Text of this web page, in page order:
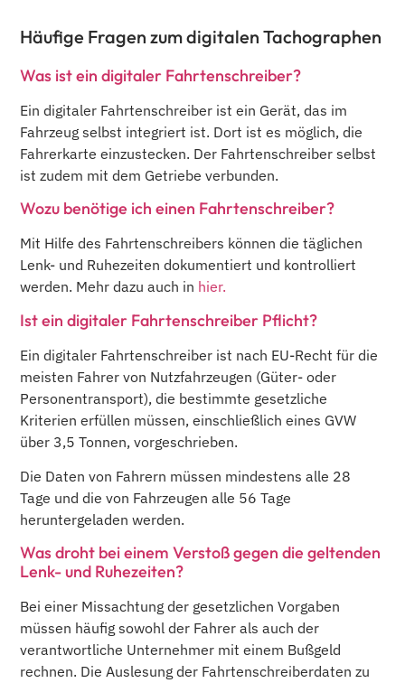
Häufige Fragen zum digitalen Tachographen
Was ist ein digitaler Fahrtenschreiber?
Ein digitaler Fahrtenschreiber ist ein Gerät, das im
Fahrzeug selbst integriert ist. Dort ist es möglich, die
Fahrerkarte einzustecken. Der Fahrtenschreiber selbst
ist zudem mit dem Getriebe verbunden.
Wozu benötige ich einen Fahrtenschreiber?
Mit Hilfe des Fahrtenschreibers können die täglichen
Lenk- und Ruhezeiten dokumentiert und kontrolliert
werden. Mehr dazu auch in hier.
Ist ein digitaler Fahrtenschreiber Pflicht?
Ein digitaler Fahrtenschreiber ist nach EU-Recht für die
meisten Fahrer von Nutzfahrzeugen (Güter- oder
Personentransport), die bestimmte gesetzliche
Kriterien erfüllen müssen, einschließlich eines GVW
über 3,5 Tonnen, vorgeschrieben.
Die Daten von Fahrern müssen mindestens alle 28
Tage und die von Fahrzeugen alle 56 Tage
heruntergeladen werden.
Was droht bei einem Verstoß gegen die geltenden
Lenk- und Ruhezeiten?
Bei einer Missachtung der gesetzlichen Vorgaben
müssen häufig sowohl der Fahrer als auch der
verantwortliche Unternehmer mit einem Bußgeld
rechnen. Die Auslesung der Fahrtenschreiberdaten zu